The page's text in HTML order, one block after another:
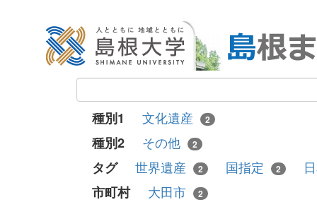
種別1 文化遺産 2
種別2 その他 2
タグ 世界遺産 2 国指定 2
市町村
大田市 2